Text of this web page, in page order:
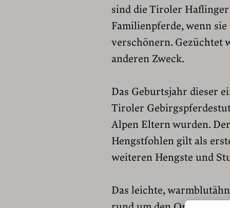
sind die Tiroler
Familienpferde, wenn
verschönern. Gezüchtet
anderen Zweck.
Das Geburtsjahr dieser
Tiroler
Alpen Eltern wurden.
Hengstfohlen gilt als
weiteren Hengste und
Das leichte,